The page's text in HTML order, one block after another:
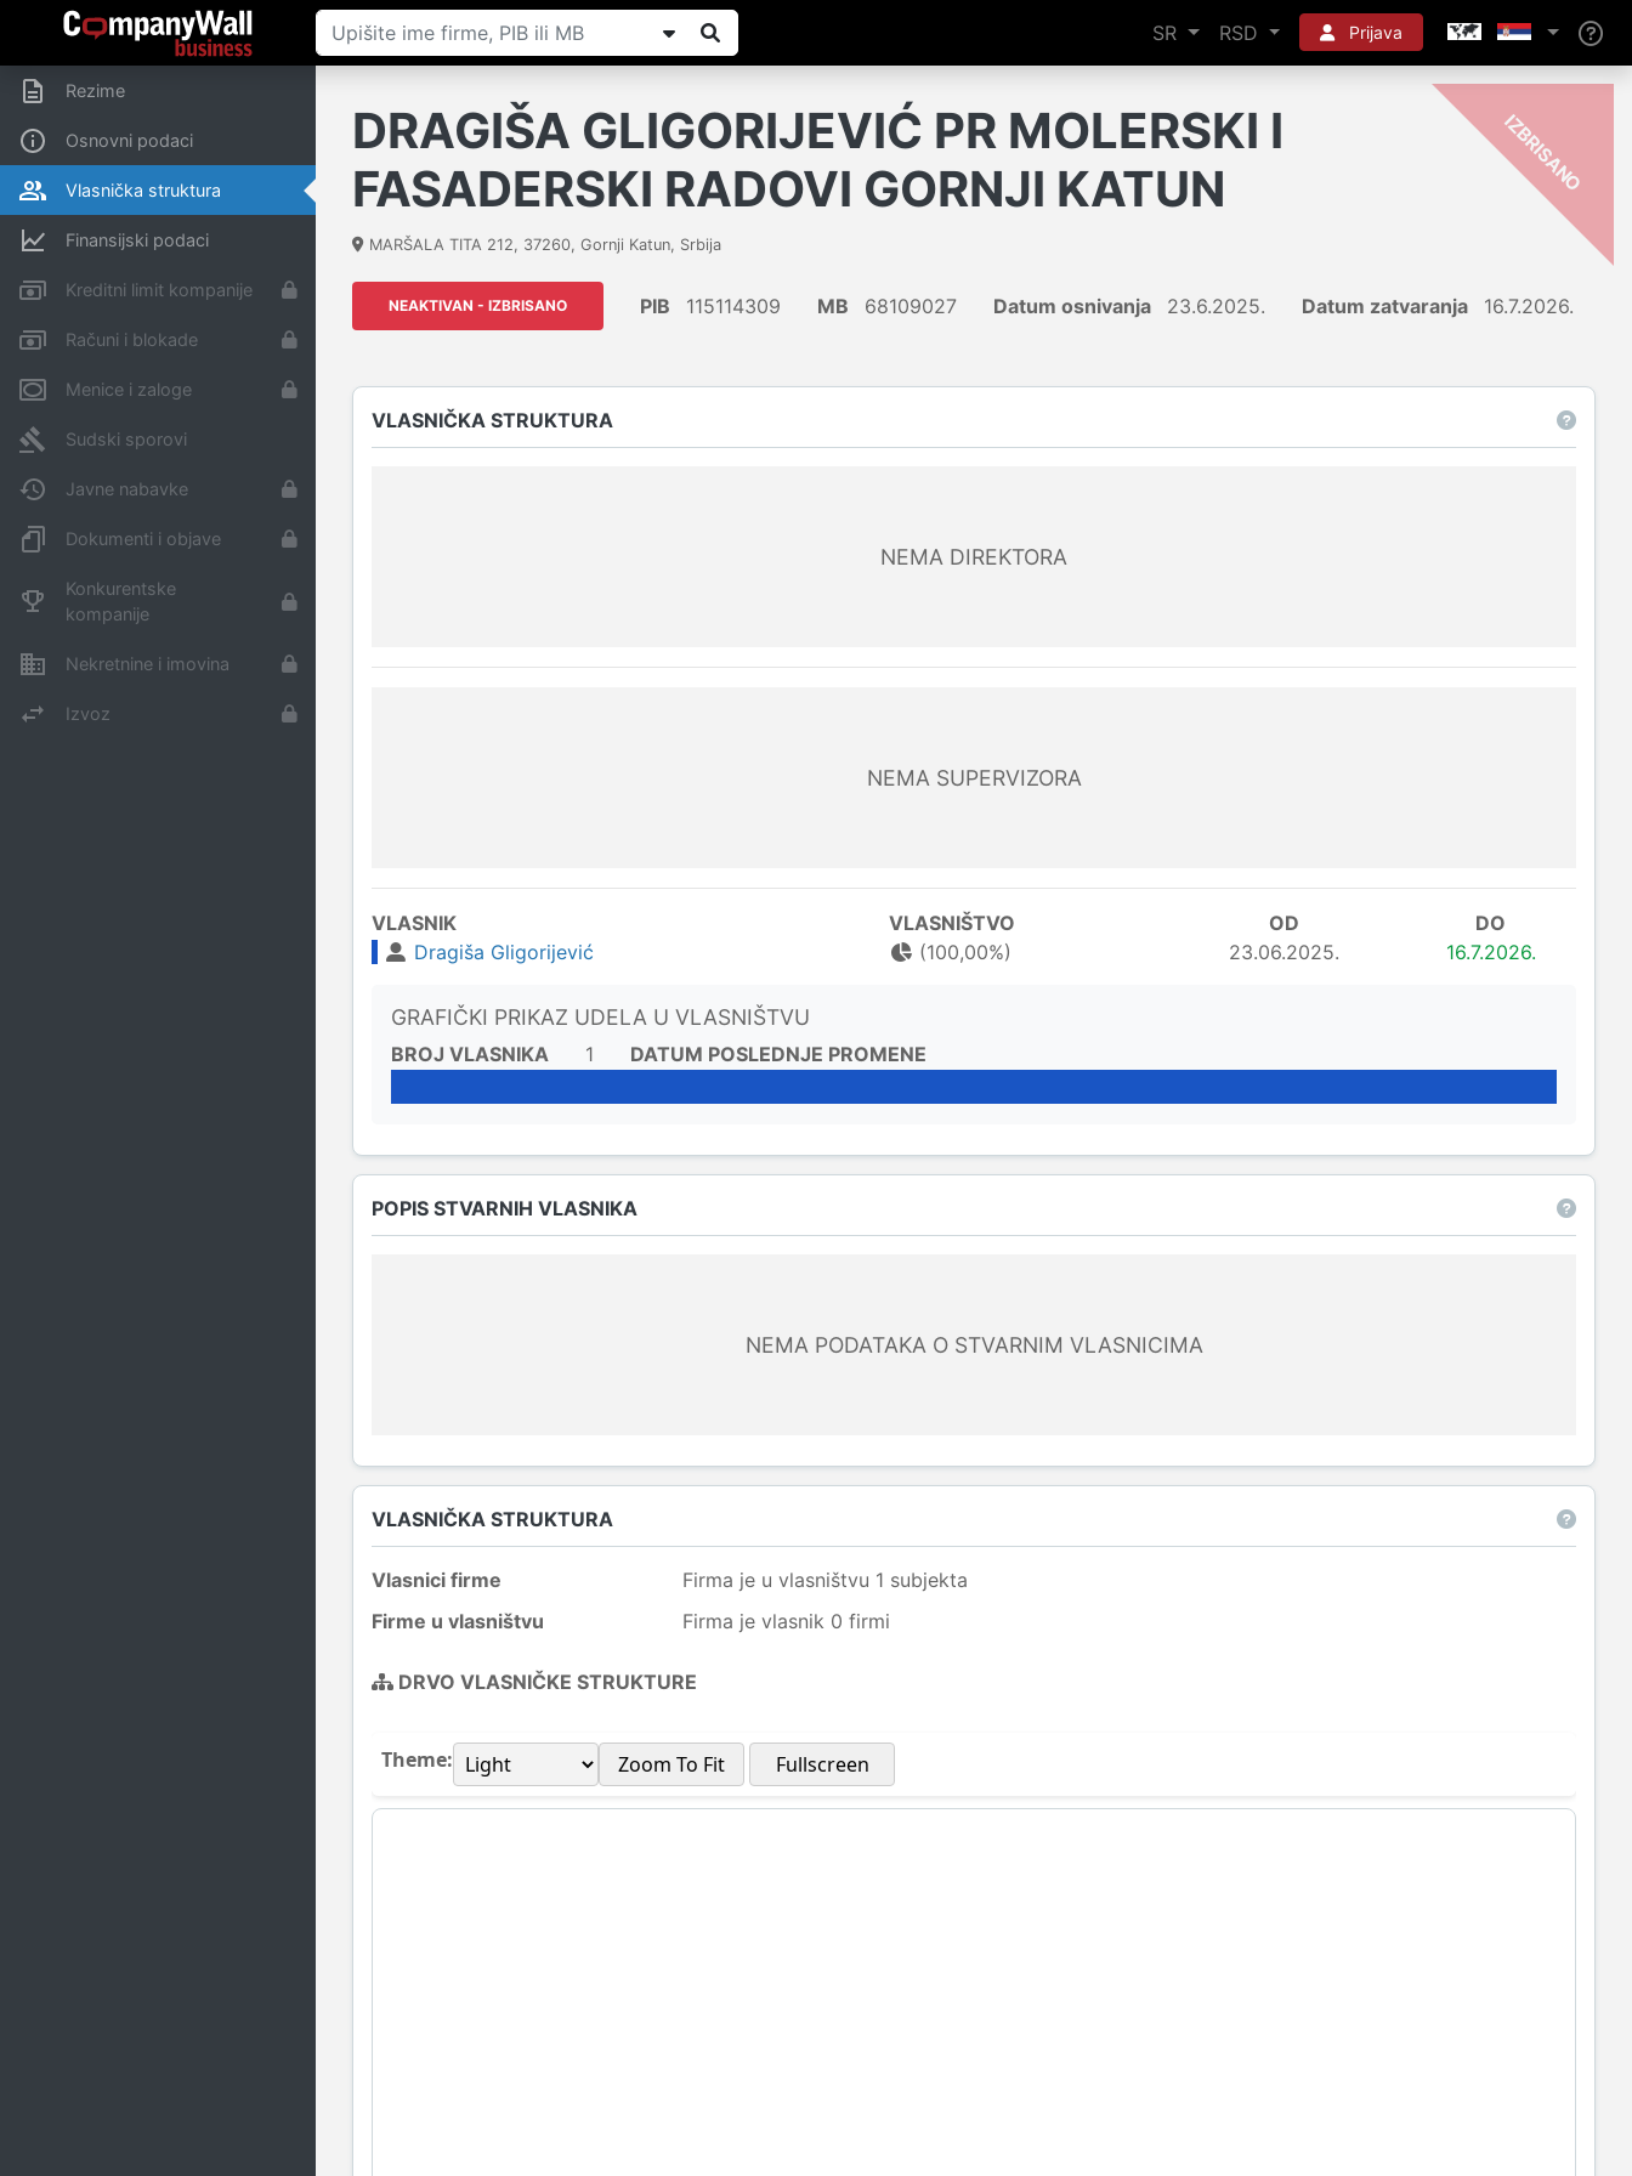
SR RSD Prijava
Rezime
Osnovni podaci
Vlasnička struktura
Finansijski podaci
Kreditni limit kompanije
Računi i blokade
Menice i zaloge
Sudski sporovi
Javne nabavke
Dokumenti i objave
Konkurentske
kompanije
Nekretnine i imovina
Izvoz
DRAGIŠA GLIGORIJEVIĆ PR MOLERSKI I
FASADERSKI RADOVI GORNJI KATUN
MARŠALA TITA 212, 37260, Gornji Katun, Srbija
-
O
NEAKTIVAN - IZBRISANO PIB 115114309 MB 68109027 Datum osnivanja 23.6.2025. Datum zatvaranja 16.7.2026.
VLASNIČKA STRUKTURA
NEMA DIREKTORA
NEMA SUPERVIZORA
VLASNIK VLASNIŠTVO OD
DO
Dragiša Gligorijević
(100,00%) 23.06.2025. 16.7.2026.
GRAFIČKI PRIKAZ UDELA U VLASNIŠTVU
BROJ VLASNIKA 1 DATUM POSLEDNJE PROMENE
POPIS STVARNIH VLASNIKA
NEMA PODATAKA O STVARNIM VLASNICIMA
VLASNIČKA STRUKTURA
Vlasnici firme
Firma je u vlasništvu 1 subjekta
Firme u vlasništvu
Firma je vlasnik 0 firmi
DRVO VLASNIČKE STRUKTURE
Theme: Zoom To Fit Fullscreen